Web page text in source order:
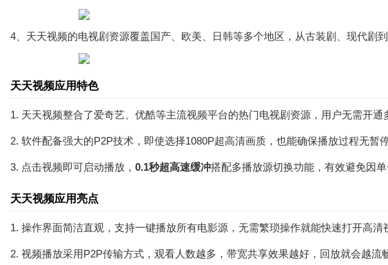
4、天天视频的电视剧资源覆盖国产、欧美、日韩等多个地区，从古装剧、现代剧
天天视频应用特色
1. 天天视频整合了爱奇艺、优酷等主流视频平台的热门电视剧资源，用户无需开
2. 软件配备强大的P2P技术，即使选择1080P超高清画质，也能确保播放过程无暂
3. 点击视频即可启动播放， 0.1秒超高速缓冲搭配多播放源切换功能，有效避免因
天天视频应用亮点
1. 操作界面简洁直观，支持一键播放所有电影源，无需繁琐操作就能快速打开高清
2. 视频播放采用P2P传输方式，观看人数越多，带宽共享效果越好，回放就会越流